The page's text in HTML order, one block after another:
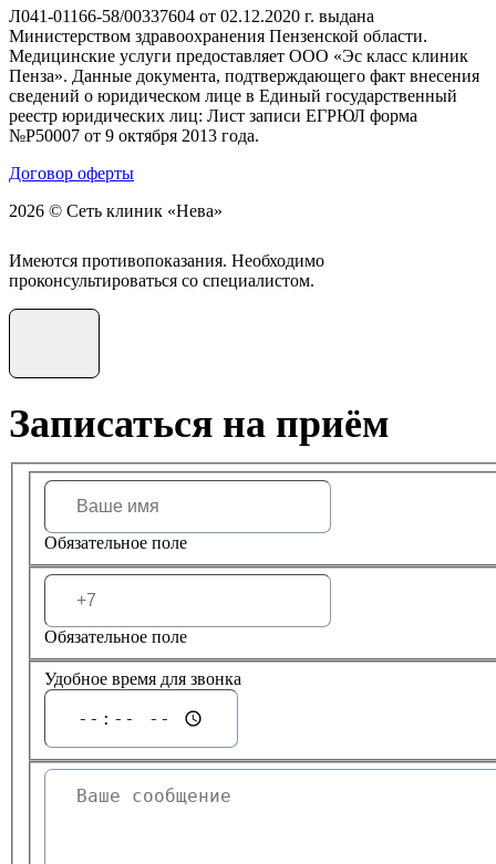
Л041-01166-58/00337604 от 02.12.2020 г. выдана
Министерством здравоохранения Пензенской области.
Медицинские услуги предоставляет ООО «Эс класс клиник
Пенза». Данные документа, подтверждающего факт внесения
сведений о юридическом лице в Единый государственный
реестр юридических лиц: Лист записи ЕГРЮЛ форма
№Р50007 от 9 октября 2013 года.
Договор оферты
2026 © Сеть клиник «Нева»
Имеются противопоказания. Необходимо
проконсультироваться со специалистом.
Записаться на приём
Обязательное поле
Обязательное поле
Удобное время для звонка